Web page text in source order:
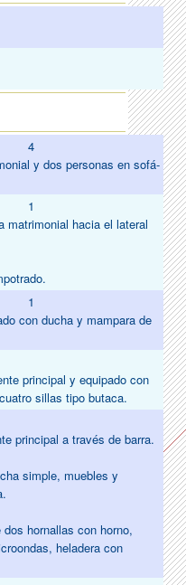
4
y dos personas en sofá-
1
matrimonial hacia el lateral
1
con ducha y mampara de
principal y equipado con
sillas tipo butaca.
principal a través de barra.
simple, muebles y
hornallas con horno,
heladera con